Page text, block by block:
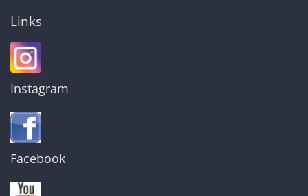
Links
Instagram
Facebook